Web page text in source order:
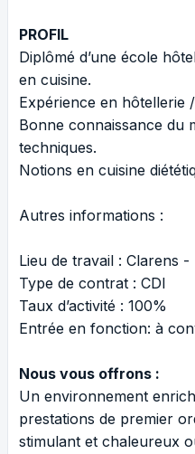
PROFIL
Diplômé d’une école
en cuisine.
Expérience en hôtellerie
Bonne connaissance du
techniques.
Notions en cuisine
Autres informations :
Lieu de travail : Clarens
Type de contrat : CDI
Taux d’activité : 100%
Entrée en fonction: à
Nous vous offrons :
Un environnement
prestations de premier
stimulant et chaleureux